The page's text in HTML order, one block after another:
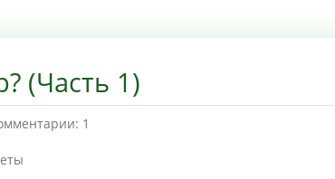
(Часть 1)
1